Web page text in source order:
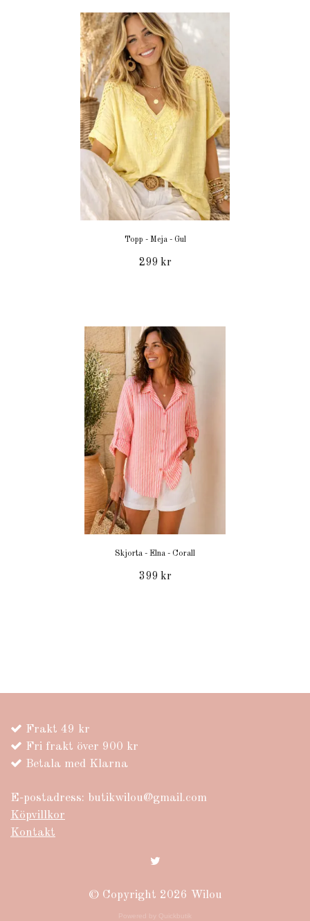
Topp - Meja - Gul
299 kr
Skjorta - Elna - Corall
399 kr
Frakt 49 kr
Fri frakt över 900 kr
Betala med Klarna
E-postadress: butikwilou@gmail.com
Köpvillkor
Kontakt
© Copyright 2026 Wilou
Powered by Quickbutik